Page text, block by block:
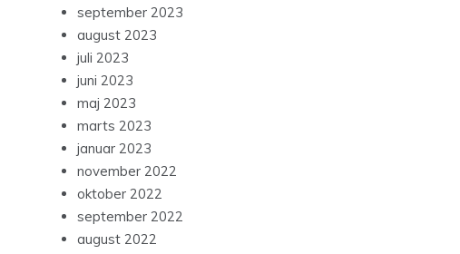
september 2023
august 2023
juli 2023
juni 2023
maj 2023
marts 2023
januar 2023
november 2022
oktober 2022
september 2022
august 2022